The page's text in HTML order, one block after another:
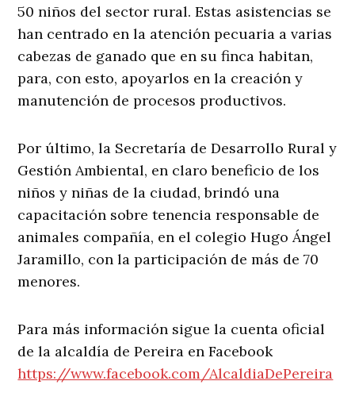
50 niños del sector rural. Estas asistencias se
han centrado en la atención pecuaria a varias
cabezas de ganado que en su finca habitan,
para, con esto, apoyarlos en la creación y
manutención de procesos productivos.
Por último, la Secretaría de Desarrollo Rural y
Gestión Ambiental, en claro beneficio de los
niños y niñas de la ciudad, brindó una
capacitación sobre tenencia responsable de
animales compañía, en el colegio Hugo Ángel
Jaramillo, con la participación de más de 70
menores.
Para más información sigue la cuenta oficial
de la alcaldía de Pereira en Facebook
https://www.facebook.com/AlcaldiaDePereira